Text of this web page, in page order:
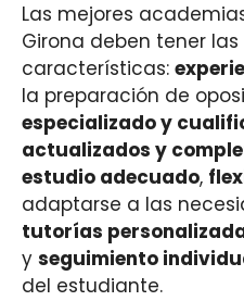
Las mejores
Girona deben tener
características:
la preparación de
especializado y
actualizados y
estudio adecuado,
adaptarse a las
tutorías
y seguimiento
del estudiante.